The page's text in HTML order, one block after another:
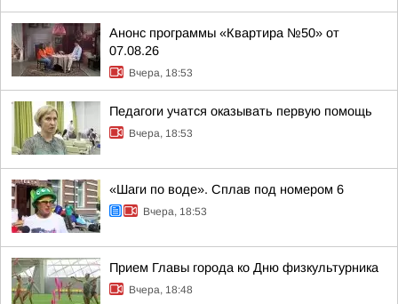
Анонс программы «Квартира №50» от
07.08.26
Вчера, 18:53
Педагоги учатся оказывать первую помощь
Вчера, 18:53
«Шаги по воде». Сплав под номером 6
Вчера, 18:53
Прием Главы города ко Дню физкультурника
Вчера, 18:48